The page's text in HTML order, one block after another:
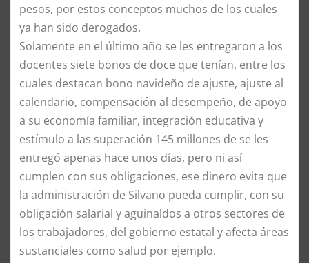
pesos, por estos conceptos muchos de los cuales
ya han sido derogados.
Solamente en el último año se les entregaron a los
docentes siete bonos de doce que tenían, entre los
cuales destacan bono navideño de ajuste, ajuste al
calendario, compensación al desempeño, de apoyo
a su economía familiar, integración educativa y
estímulo a las superación 145 millones de se les
entregó apenas hace unos días, pero ni así
cumplen con sus obligaciones, ese dinero evita que
la administración de Silvano pueda cumplir, con su
obligación salarial y aguinaldos a otros sectores de
los trabajadores, del gobierno estatal y afecta áreas
sustanciales como salud por ejemplo.